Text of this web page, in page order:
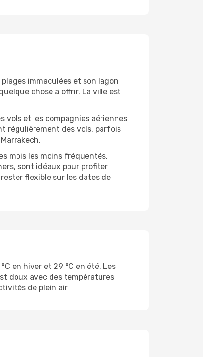
immaculées et son lagon
chose à offrir. La ville est
vols et les compagnies aériennes
régulièrement des vols, parfois
mois les moins fréquentés,
sont idéaux pour profiter
flexible sur les dates de
en hiver et 29 °C en été. Les
doux avec des températures
de plein air.